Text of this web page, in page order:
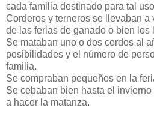
cada familia destinado para tal
Corderos y terneros se llevaban a
de las ferias de ganado o bien los
Se mataban uno o dos cerdos al
posibilidades y el número de
familia.
Se compraban pequeños en la
Se cebaban bien hasta el
a hacer la matanza.